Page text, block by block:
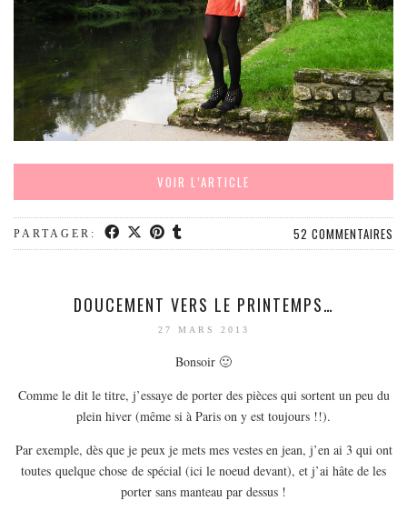
VOIR L’ARTICLE
PARTAGER: 52 COMMENTAIRES
DOUCEMENT VERS LE PRINTEMPS…
27 MARS 2013
Bonsoir 🙂
Comme le dit le titre, j’essaye de porter des pièces qui sortent un peu du
plein hiver (même si à Paris on y est toujours !!).
Par exemple, dès que je peux je mets mes vestes en jean, j’en ai 3 qui ont
toutes quelque chose de spécial (ici le noeud devant), et j’ai hâte de les
porter sans manteau par dessus !